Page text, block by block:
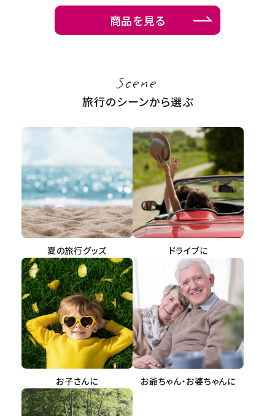
ボディメイクグッズ
ファッション
アウトドア・トラベル
インテリア
健康
カテゴリ一覧
お悩み解決コラム
INFORMATION
ご利用ガイド
プライバシーポリシー
特定商取引法について
商品を見る
Scene
旅行のシーンから選ぶ
夏の旅行グッズ ドライブに
お子さんに お爺ちゃん・お婆ちゃんに